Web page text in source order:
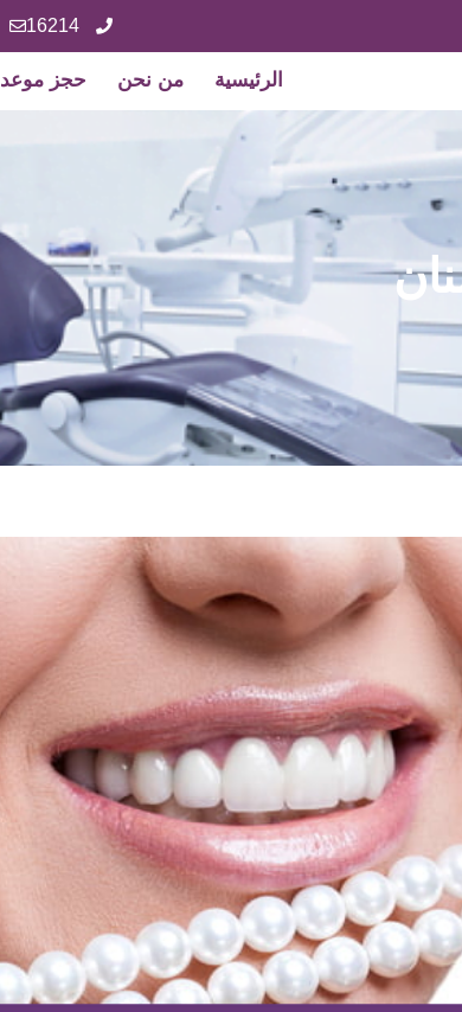
16214
الرئيسية من نحن حجز موعد